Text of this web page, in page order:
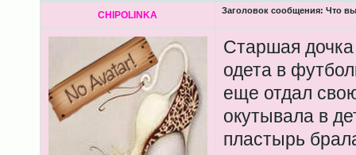
CHIPOLINKA Заголовок сообщения: Что
Старшая
одета в
еще отдал
окутывала в
пластырь